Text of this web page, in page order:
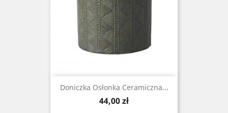
Doniczka Osłonka Ceramiczna...
Cena
44,00 zł